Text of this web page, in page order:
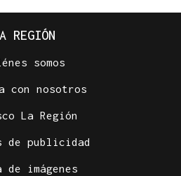
REGIÓN
somos
con nosotros
La Región
de publicidad
de imágenes